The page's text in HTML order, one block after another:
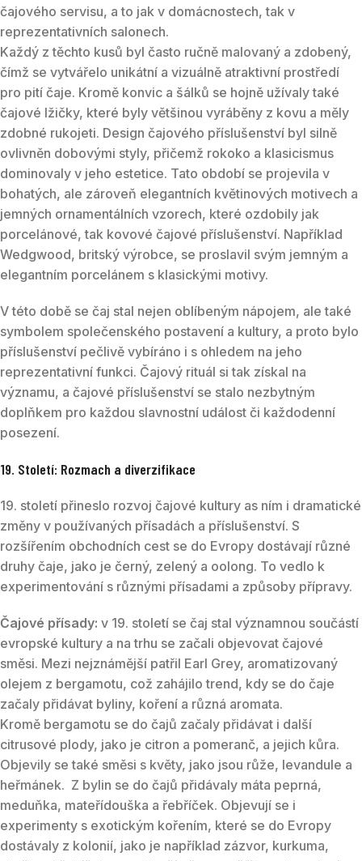
čajového servisu, a to jak v domácnostech, tak v
reprezentativních salonech.
Každý z těchto kusů byl často ručně malovaný a zdobený,
čímž se vytvářelo unikátní a vizuálně atraktivní prostředí
pro pití čaje. Kromě konvic a šálků se hojně užívaly také
čajové lžičky, které byly většinou vyráběny z kovu a měly
zdobné rukojeti. Design čajového příslušenství byl silně
ovlivněn dobovými styly, přičemž rokoko a klasicismus
dominovaly v jeho estetice. Tato období se projevila v
bohatých, ale zároveň elegantních květinových motivech a
jemných ornamentálních vzorech, které ozdobily jak
porcelánové, tak kovové čajové příslušenství. Například
Wedgwood, britský výrobce, se proslavil svým jemným a
elegantním porcelánem s klasickými motivy.
V této době se čaj stal nejen oblíbeným nápojem, ale také
symbolem společenského postavení a kultury, a proto bylo
příslušenství pečlivě vybíráno i s ohledem na jeho
reprezentativní funkci. Čajový rituál si tak získal na
významu, a čajové příslušenství se stalo nezbytným
doplňkem pro každou slavnostní událost či každodenní
posezení.
19. Století: Rozmach a diverzifikace
19. století přineslo rozvoj čajové kultury as ním i dramatické
změny v používaných přísadách a příslušenství. S
rozšířením obchodních cest se do Evropy dostávají různé
druhy čaje, jako je černý, zelený a oolong. To vedlo k
experimentování s různými přísadami a způsoby přípravy.
Čajové přísady: v 19. století se čaj stal významnou součástí
evropské kultury a na trhu se začali objevovat čajové
směsi. Mezi nejznámější patřil Earl Grey, aromatizovaný
olejem z bergamotu, což zahájilo trend, kdy se do čaje
začaly přidávat byliny, koření a různá aromata.
Kromě bergamotu se do čajů začaly přidávat i další
citrusové plody, jako je citron a pomeranč, a jejich kůra.
Objevily se také směsi s květy, jako jsou růže, levandule a
heřmánek. Z bylin se do čajů přidávaly máta peprná,
meduňka, mateřídouška a řebříček. Objevují se i
experimenty s exotickým kořením, které se do Evropy
dostávaly z kolonií, jako je například zázvor, kurkuma,